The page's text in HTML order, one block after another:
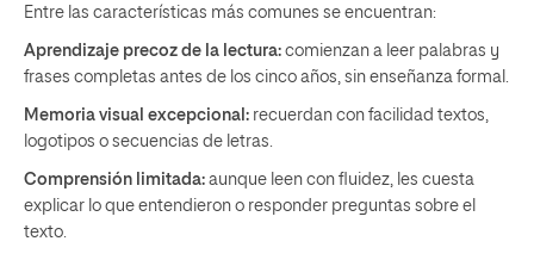
Entre las características más comunes se encuentran:
Aprendizaje precoz de la lectura: comienzan a leer palabras y
frases completas antes de los cinco años, sin enseñanza formal.
Memoria visual excepcional: recuerdan con facilidad textos,
logotipos o secuencias de letras.
Comprensión limitada: aunque leen con fluidez, les cuesta
explicar lo que entendieron o responder preguntas sobre el
texto.